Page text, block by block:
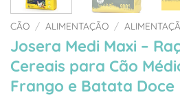
CÃO / ALIMENTAÇÃO /
Josera Medi Maxi –
Cereais para Cão
Frango e Batata Doce